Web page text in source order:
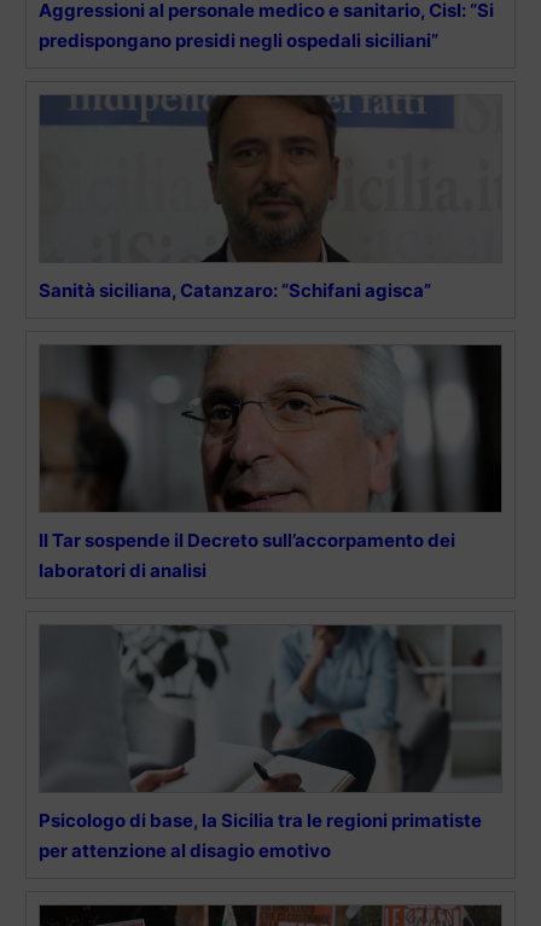
Aggressioni al personale medico e sanitario, Cisl: “Si
predispongano presidi negli ospedali siciliani”
Sanità siciliana, Catanzaro: “Schifani agisca”
Il Tar sospende il Decreto sull’accorpamento dei
laboratori di analisi
Psicologo di base, la Sicilia tra le regioni primatiste
per attenzione al disagio emotivo